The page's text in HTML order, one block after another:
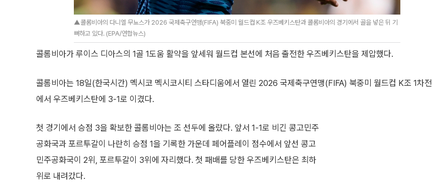
▲콜롬비아의 다니엘 무뇨스가 2026 국제축구연맹(FIFA) 북중미 월드컵 K조 우즈베키스탄과 콜롬비아의 경기에서 골을 넣은 뒤 기
뻐하고 있다. (EPA/연합뉴스)
콜롬비아가 루이스 디아스의 1골 1도움 활약을 앞세워 월드컵 본선에 처음 출전한 우즈베키스탄을 제압했다.
콜롬비아는 18일(한국시간) 멕시코 멕시코시티 스타디움에서 열린 2026 국제축구연맹(FIFA) 북중미 월드컵 K조 1차전
에서 우즈베키스탄에 3-1로 이겼다.
첫 경기에서 승점 3을 확보한 콜롬비아는 조 선두에 올랐다. 앞서 1-1로 비긴 콩고민주
공화국과 포르투갈이 나란히 승점 1을 기록한 가운데 페어플레이 점수에서 앞선 콩고
민주공화국이 2위, 포르투갈이 3위에 자리했다. 첫 패배를 당한 우즈베키스탄은 최하
위로 내려갔다.